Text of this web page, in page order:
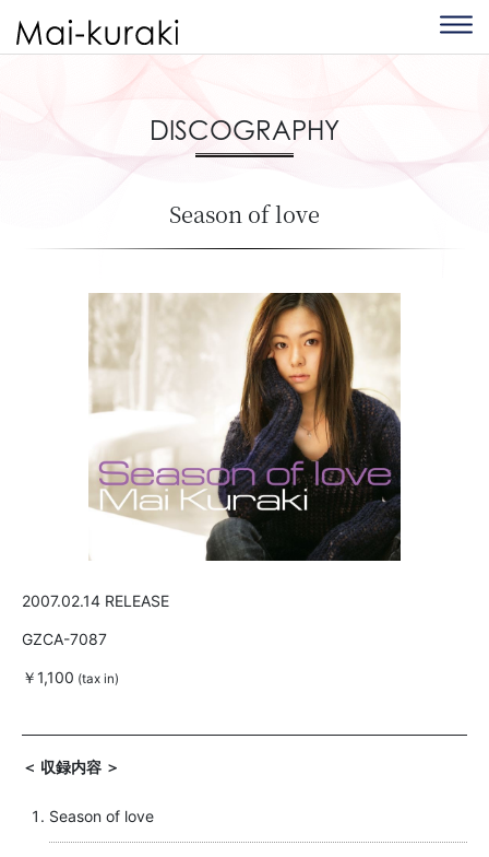
DISCOGRAPHY
Season of love
2007.02.14 RELEASE
GZCA-7087
￥1,100 (tax in)
＜ 収録内容 ＞
Season of love